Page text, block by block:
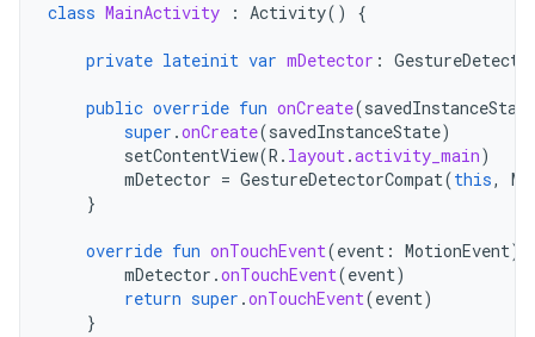
class MainActivity : Activity() {
private lateinit var mDetector :
public override fun onCreate(savedInstanceState
super .onCreate(savedInstanceState)
setContentView(R . layout.activity_main)
mDetector = GestureDetectorCompat(this,
}
override fun onTouchEvent(event : MotionEvent):
mDetector .onTouchEvent(event)
return super .onTouchEvent(event)
}